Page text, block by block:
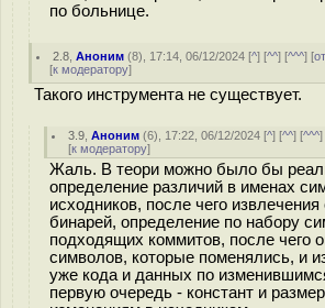
по больнице.
2.8 ,Аноним (8), 17:14, 06/12/2024 [^] [^^] [^^^] [
[к модератору]
Такого инструмента не существует.
3.9 ,Аноним (6), 17:22, 06/12/2024 [^] [^^] [^^^]
[к модератору]
Жаль. В теори можно было бы
определение различий в именах
исходников, после чего
бинарей, определение по набору
подходящих коммитов, после чего
символов, которые поменялись, и
уже кода и данных по
первую очередь - констант и